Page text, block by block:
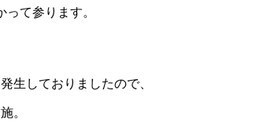
て参ります。
生しておりましたので、
。